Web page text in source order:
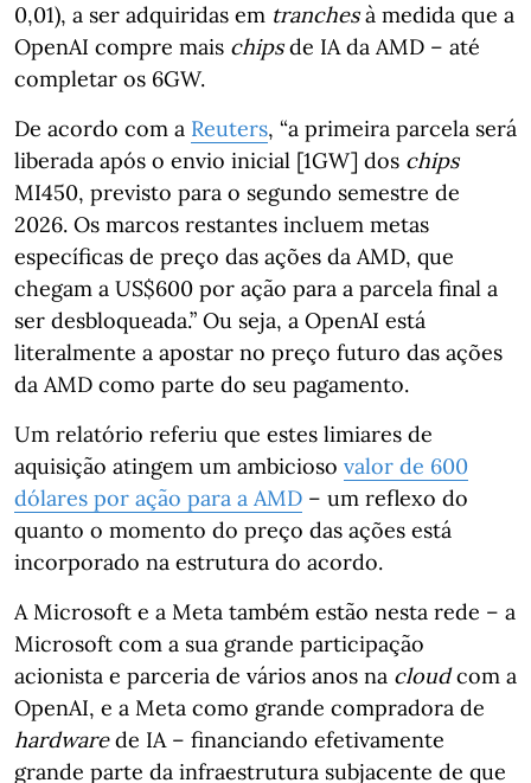
0,01), a ser adquiridas em tranchesà medida que a
OpenAI compre mais chipsde IA da AMD – até
completar os 6GW.
De acordo com a Reuters, “a primeira parcela será
liberada após o envio inicial [1GW] dos chips
MI450, previsto para o segundo semestre de
2026. Os marcos restantes incluem metas
específicas de preço das ações da AMD, que
chegam a US$600 por ação para a parcela final a
ser desbloqueada.” Ou seja, a OpenAI está
literalmente a apostar no preço futuro das ações
da AMD como parte do seu pagamento.
Um relatório referiu que estes limiares de
aquisição atingem um ambicioso valor de 600
dólares por ação para a AMD – um reflexo do
quanto o momento do preço das ações está
incorporado na estrutura do acordo.
A Microsoft e a Meta também estão nesta rede – a
Microsoft com a sua grande participação
acionista e parceria de vários anos na cloudcom a
OpenAI, e a Meta como grande compradora de
hardwarede IA – financiando efetivamente
grande parte da infraestrutura subjacente de que